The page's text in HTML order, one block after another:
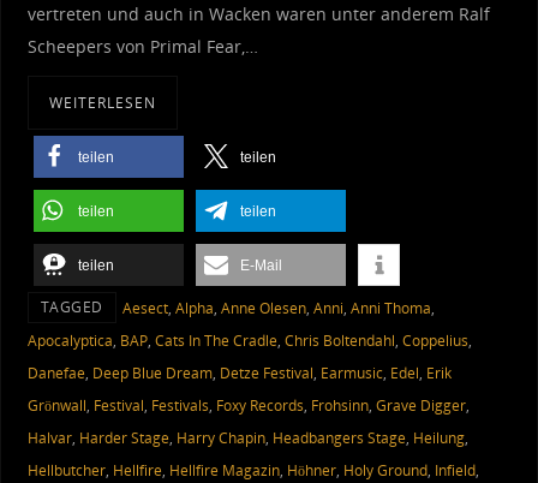
vertreten und auch in Wacken waren unter anderem Ralf
Scheepers von Primal Fear,…
WEITERLESEN
teilen teilen
teilen teilen
teilen E-Mail
TAGGED Aesect, Alpha, Anne Olesen, Anni, Anni Thoma,
Apocalyptica, BAP, Cats In The Cradle, Chris Boltendahl, Coppelius,
Danefae, Deep Blue Dream, Detze Festival, Earmusic, Edel, Erik
Grönwall, Festival, Festivals, Foxy Records, Frohsinn, Grave Digger,
Halvar, Harder Stage, Harry Chapin, Headbangers Stage, Heilung,
Hellbutcher, Hellfire, Hellfire Magazin, Höhner, Holy Ground, Infield,